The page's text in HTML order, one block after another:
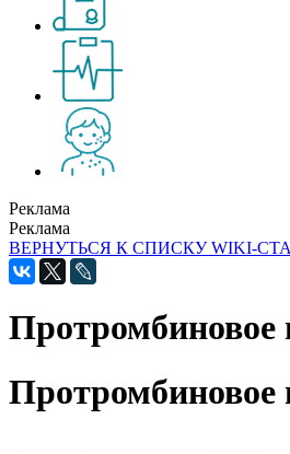
Реклама
Реклама
ВЕРНУТЬСЯ К СПИСКУ WIKI-
Протромбиновое
Протромбиновое